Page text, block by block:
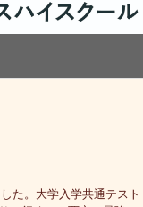
た。大学入学共通テスト